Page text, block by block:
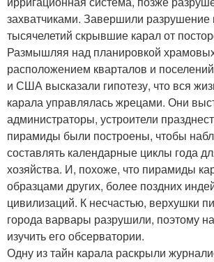
захватчиками. Завершили разрушение
тысячелетий скрывшие карал от
Размышляя над планировкой
расположением кварталов и
и США высказали гипотезу, что вся
карала управлялась жрецами. Они
администраторы, устроители
пирамиды были построены, чтобы
составлять календарные циклы года
хозяйства. И, похоже, что пирамиды
образцами других, более поздних
цивилизаций. К несчастью, верхушки
города варвары разрушили, поэтому
изучить его обсерватории.
Одну из тайн карала раскрыли